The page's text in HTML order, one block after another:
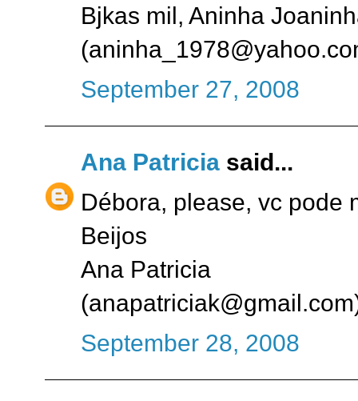
Bjkas mil, Aninha
September 27, 2008
Ana Patricia said...
Débora, please, vc pode
Beijos
Ana Patricia
September 28, 2008